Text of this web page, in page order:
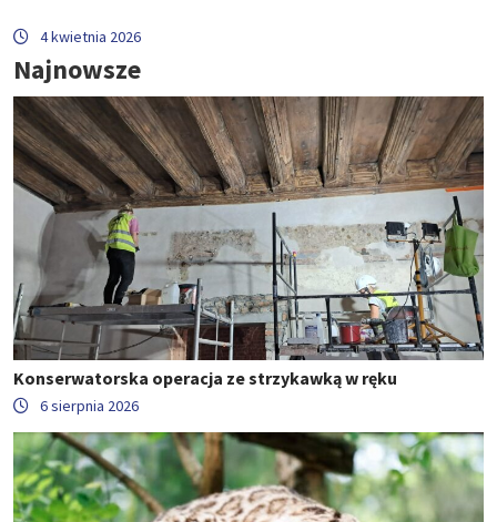
4 kwietnia 2026
Najnowsze
Konserwatorska operacja ze strzykawką w ręku
6 sierpnia 2026